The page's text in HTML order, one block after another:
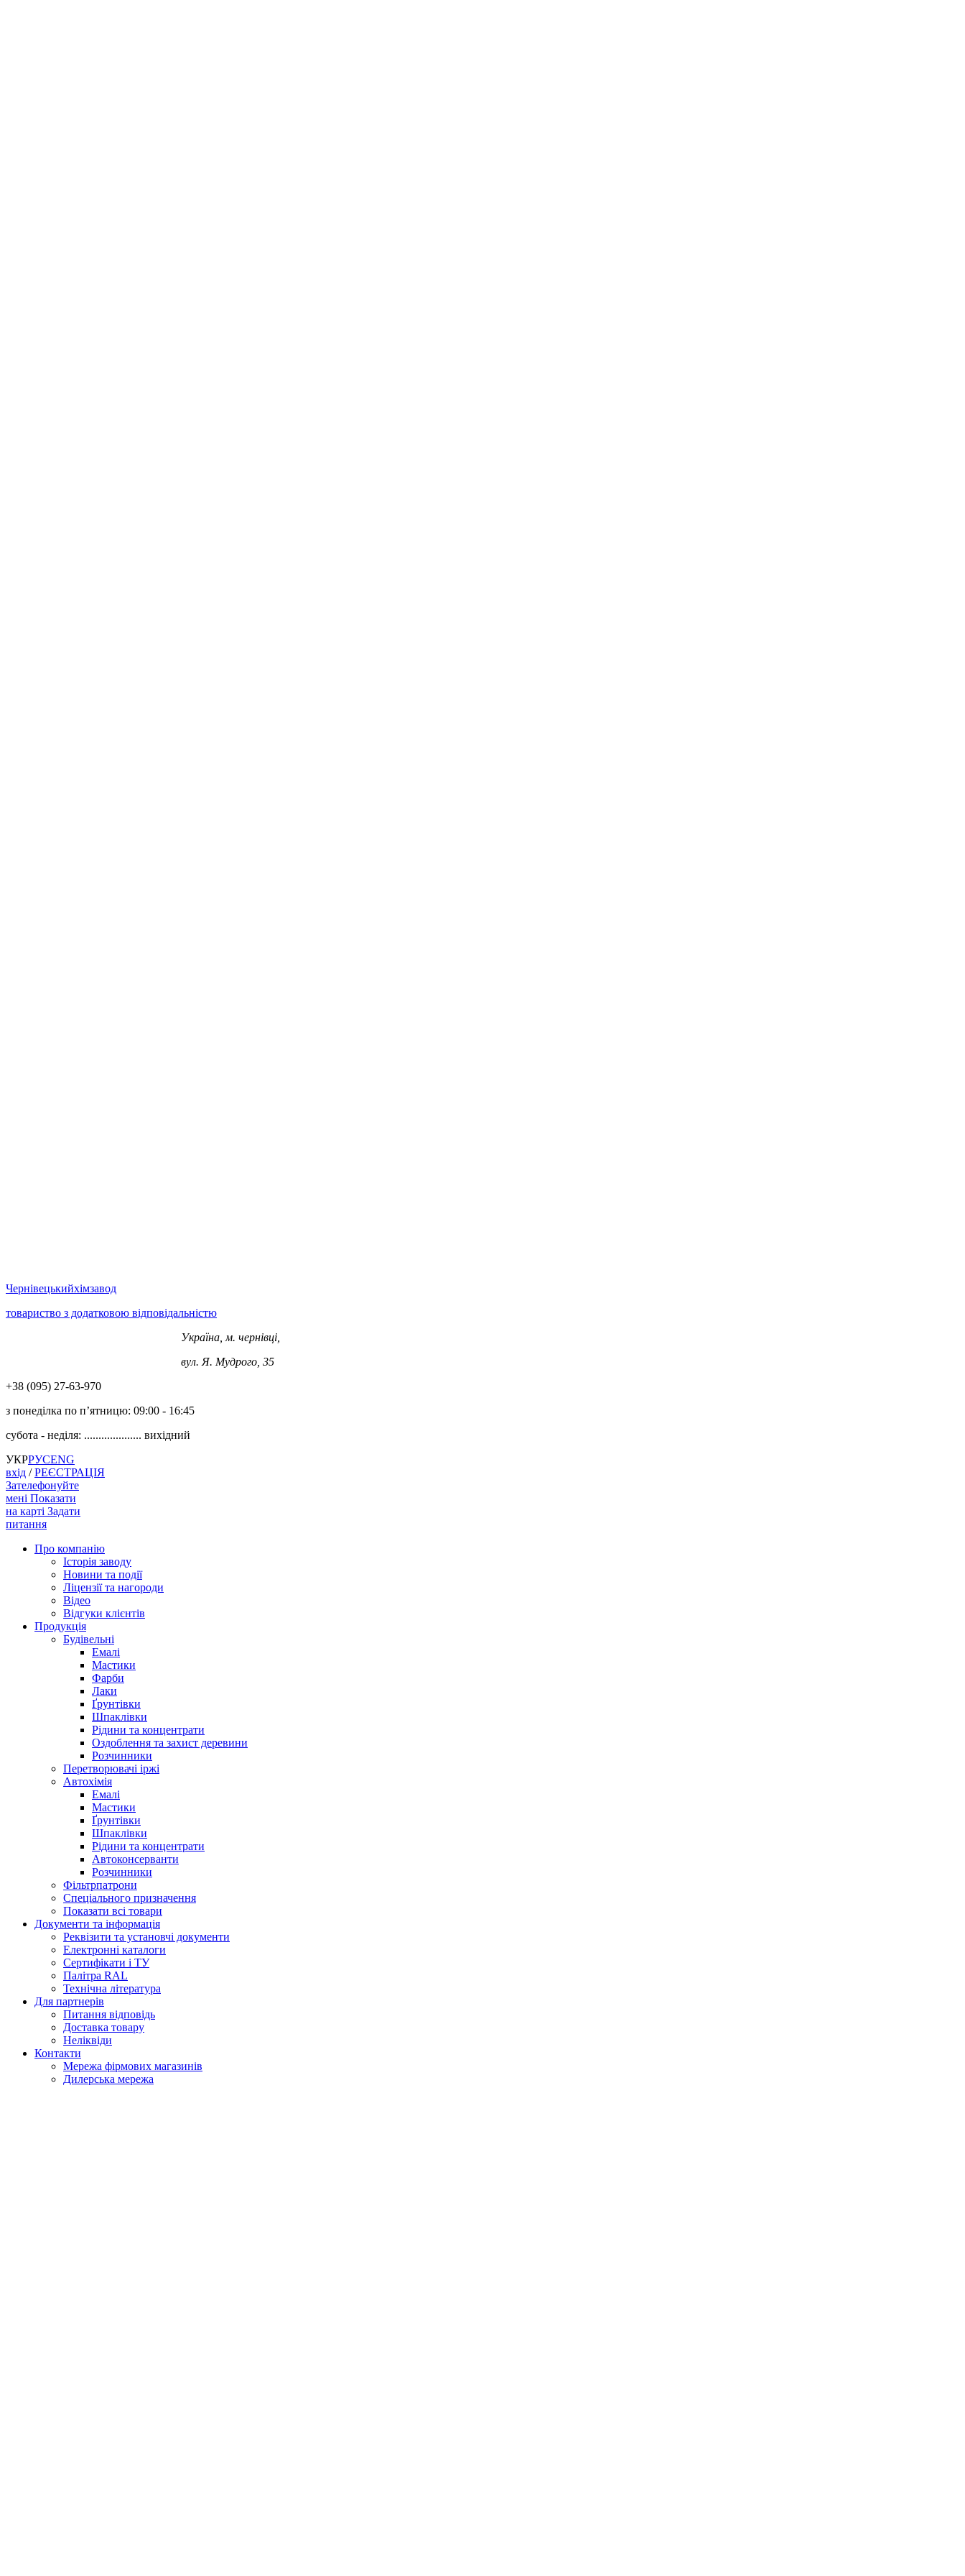
Чернівецькийхімзавод
товариство з додатковою відповідальністю
Україна, м. чернівці,
вул. Я. Мудрого, 35
+38 (‎‎095) 27-63-970
з понеділка по п’ятницю: 09:00 - 16:45
субота - неділя: .................... вихідний
УКРРУСENG
вхід /РЕЄСТРАЦІЯ
Зателефонуйте
мені Показати
на карті Задати
питання
Про компанію
Історія заводу
Новини та події
Ліцензії та нагороди
Відео
Відгуки клієнтів
Продукція
Будівельні
Емалі
Мастики
Фарби
Лаки
Ґрунтівки
Шпаклівки
Рідини та концентрати
Оздоблення та захист деревини
Розчинники
Перетворювачі іржі
Автохімія
Емалі
Мастики
Ґрунтівки
Шпаклівки
Рідини та концентрати
Автоконсерванти
Розчинники
Фільтрпатрони
Спеціального призначення
Показати всі товари
Документи та інформація
Реквізити та установчі документи
Електронні каталоги
Сертифікати і ТУ
Палітра RAL
Технічна література
Для партнерів
Питання відповідь
Доставка товару
Неліквіди
Контакти
Мережа фірмових магазинів
Дилерська мережа